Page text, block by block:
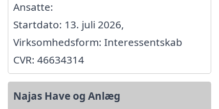
Ansatte:
Startdato: 13. juli 2026,
Virksomhedsform: Interessentskab
CVR: 46634314
Najas Have og Anlæg